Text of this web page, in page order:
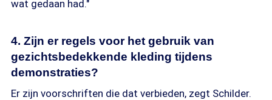
wat gedaan had."
4. Zijn er regels voor het gebruik van
gezichtsbedekkende kleding tijdens
demonstraties?
Er zijn voorschriften die dat verbieden, zegt Schilder.